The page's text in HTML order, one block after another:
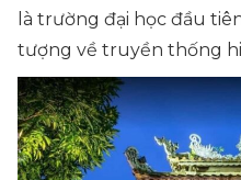
là trường đại học đầu
tượng về truyền thống